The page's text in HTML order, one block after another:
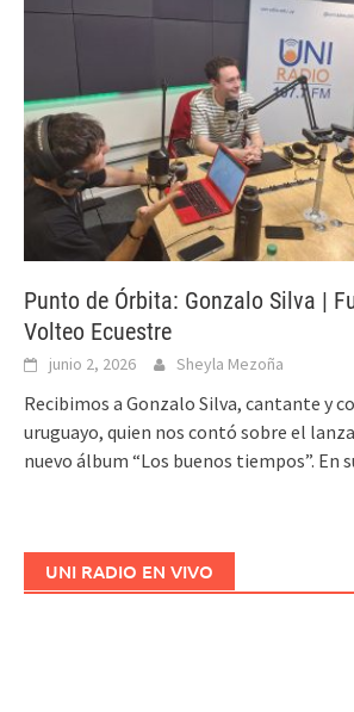
Punto de Órbita: Gonzalo Silva |
Volteo Ecuestre
junio 2, 2026 Sheyla Mezoña
Recibimos a Gonzalo Silva, cantante y
uruguayo, quien nos contó sobre el
nuevo álbum “Los buenos tiempos”. En
UNI RADIO EN VIVO